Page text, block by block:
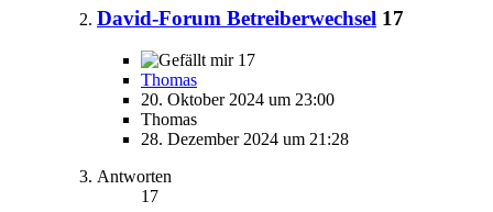
David-Forum Betreiberwechsel 17
17
Thomas
20. Oktober 2024 um 23:00
Thomas
28. Dezember 2024 um 21:28
Antworten
17